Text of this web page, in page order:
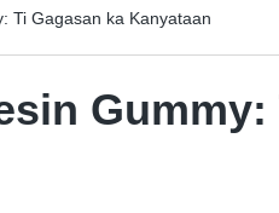
Ti Gagasan ka Kanyataan